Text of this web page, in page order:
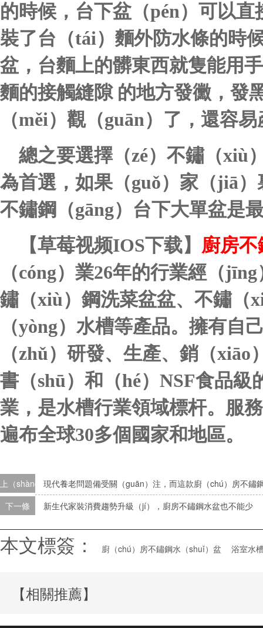
的時候，台下盆（pén）可以直
裝了台（tái）麵外防水條的時
盆，台麵上的髒東西就隻能用
麵的接觸縫隙 的地方發黴，發
（měi）觀（guān）了，還容
總之要選擇（zé）不鏽（xiù
為首選，如果（guǒ）家（jiā
不鏽鋼（gāng）台下大單盆是
【草莓视频IOS下载】 廚房
（cóng）業26年的行業經（jīng
鏽（xiù）鋼洗菜盆盆、不鏽（
（yòng）水槽等產品。擁有自
（zhǔ）研發、生產、銷（
書（shū）和（hé）NSF食品
業，是水槽行業領域標杆。服
遍布全球30多個國家和地區。
上（shàng）一條現代養老問題備受關（guān）注，而這款廚（chú）房不
下一條
新生代家裝消費趨勢升級（jí），廚房不鏽鋼水盆也不能少
本文標簽： 廚（chú）房不鏽鋼水（shuǐ）盆 浴室水
【相關推薦】